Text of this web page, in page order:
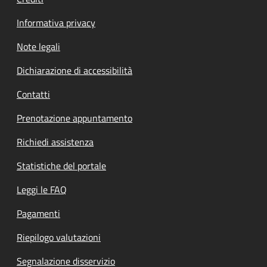
Informativa privacy
Note legali
Dichiarazione di accessibilità
Contatti
Prenotazione appuntamento
Richiedi assistenza
Statistiche del portale
Leggi le FAQ
Pagamenti
Riepilogo valutazioni
Segnalazione disservizio